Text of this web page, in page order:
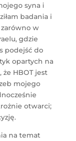
syna i
badania i
w
gdzie
podejść do
opartych na
HBOT jest
mojego
otwarci;
na temat